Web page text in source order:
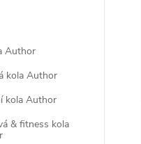
Author
kola Author
kola Author
& fitness kola